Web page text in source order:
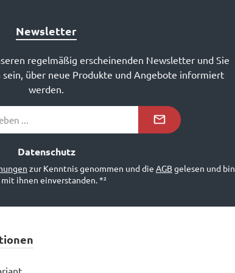
Newsletter
regelmäßig erscheinenden Newsletter und Sie
über neue Produkte und Angebote informiert
werden.
Datenschutz
zur Kenntnis genommen und die AGBgelesen und bin
mit ihnen einverstanden.*²